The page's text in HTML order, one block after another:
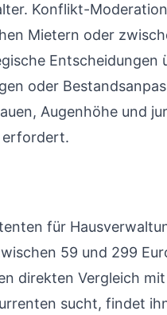
Konflikt-
Mietern oder
Entscheidungen
oder
Augenhöhe und
für
59 und 299
direkten Vergleich
sucht, findet